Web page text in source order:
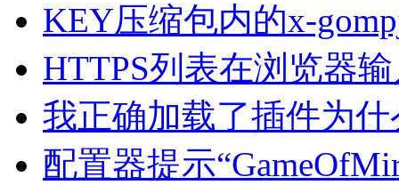
KEY压缩包内的x-
HTTPS列表在浏览器
我正确加载了插件为
配置器提示